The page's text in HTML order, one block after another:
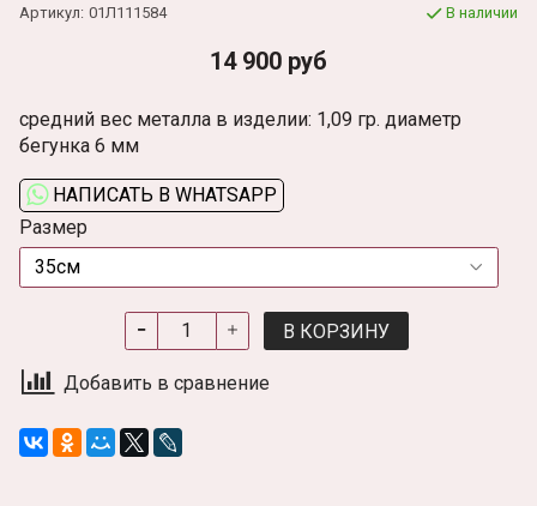
Артикул: 01Л111584 В наличии
14 900 руб
средний вес металла в изделии: 1,09 гр. диаметр
бегунка 6 мм
НАПИСАТЬ В WHATSAPP
Размер
В КОРЗИНУ
Добавить в сравнение